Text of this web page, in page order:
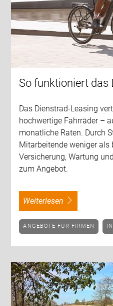
So funktioniert das
Das Dienstrad-Leasing
hochwertige Fahrräder –
monatliche Raten. Durch
Mitarbeitende weniger als
Versicherung, Wartung
zum Angebot.
weiterlesen
ANGEBOTE FÜR FIRMEN